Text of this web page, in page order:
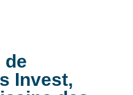
de
Invest,